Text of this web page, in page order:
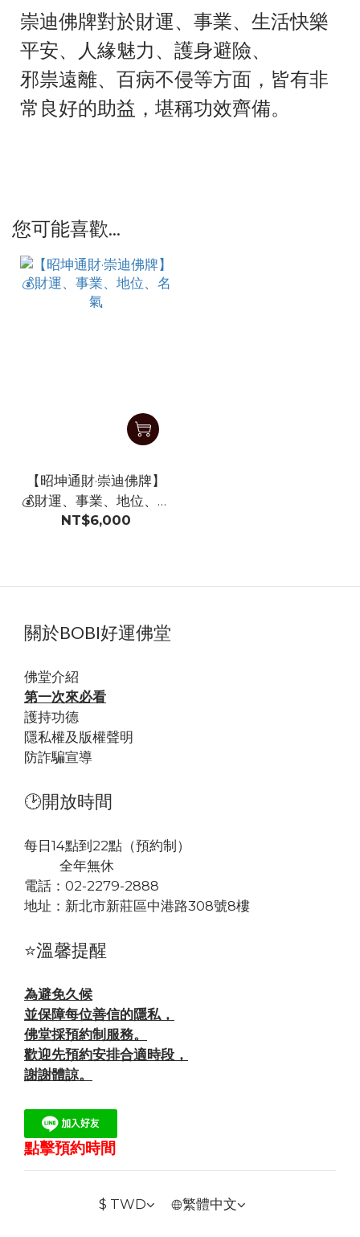
崇迪佛牌對於財運、事業、生活快樂
平安、人緣魅力、護身避險、
邪祟遠離、百病不侵等方面，皆有非
常良好的助益，堪稱功效齊備。
您可能喜歡...
【昭坤通財·崇迪佛牌】
💰財運、事業、地位、名
氣
NT$6,000
關於BOBI好運佛堂
佛堂介紹
第一次來必看
護持功德
隱私權及版權聲明
防詐騙宣導
🕑開放時間
每日14點到22點（預約制）
全年無休
電話：02-2279-2888
地址： 新北市新莊區中港路308號8樓
⭐溫馨提醒
為避免久候
並保障每位善信的隱私，
佛堂採預約制服務。
歡迎先預約安排合適時段，
謝謝體諒。
點擊預約時間
$ TWD 繁體中文